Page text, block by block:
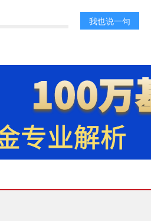
我也说一句